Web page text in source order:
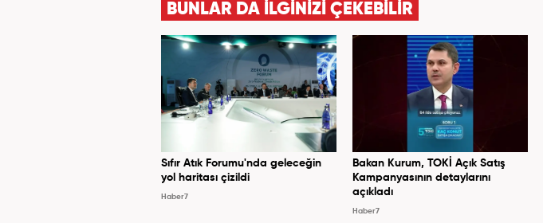
BUNLAR DA İLGİNİZİ ÇEKEBİLİR
Sıfır Atık Forumu'nda geleceğin
yol haritası çizildi
Haber7
Bakan Kurum, TOKİ Açık Satış
Kampanyasının detaylarını
açıkladı
Haber7